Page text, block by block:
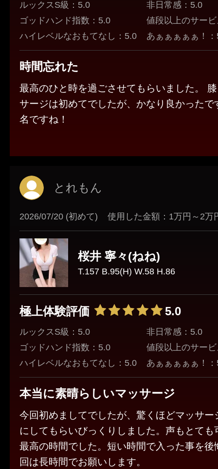
ルックスS級：5.0
ゴッドハンド指数：5.0
ハイレベルなおもてなし：5.0
非日常感：5.0
値段以上のサー
あぁぁぁぁぁ！
時間忘れた
最高のひと時を過ごさせてもらいました。
サージは初めてでしたが、かなり良かったで
名ですね！
とれもん
2026/07/20 (初めて) 使用した金額：1万円～2万
桜井 寧々(ねね)
T.157 B.95(H) W.58 H.86
極上体験評価 5.0
ルックスS級：5.0
ゴッドハンド指数：5.0
ハイレベルなおもてなし：5.0
非日常感：5.0
値段以上のサー
あぁぁぁぁぁ！
本当に素晴らしいマッサージ
今回初めましてでしたが、驚くほどマッサー
にしてもらいびっくりしました。声もとても
最高の時間でした。短い時間で入った事を後
回は長時間でお願いします。